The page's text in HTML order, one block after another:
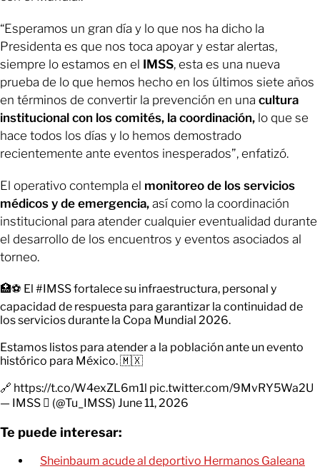
“Esperamos un gran día y lo que nos ha dicho la
Presidenta es que nos toca apoyar y estar alertas,
siempre lo estamos en el IMSS, esta es una nueva
prueba de lo que hemos hecho en los últimos siete años
en términos de convertir la prevención en una cultura
institucional con los comités, la coordinación, lo que se
hace todos los días y lo hemos demostrado
recientemente ante eventos inesperados”, enfatizó.
El operativo contempla el monitoreo de los servicios
médicos y de emergencia, así como la coordinación
institucional para atender cualquier eventualidad durante
el desarrollo de los encuentros y eventos asociados al
torneo.
🏥⚽ El #IMSSfortalece su infraestructura, personal y
capacidad de respuesta para garantizar la continuidad de
los servicios durante la Copa Mundial 2026.
Estamos listos para atender a la población ante un evento
histórico para México. 🇲🇽
🔗 https://t.co/W4exZL6m1l pic.twitter.com/9MvRY5Wa2U
— IMSS  (@Tu_IMSS) June 11, 2026
Te puede interesar:
Sheinbaum acude al deportivo Hermanos Galeana